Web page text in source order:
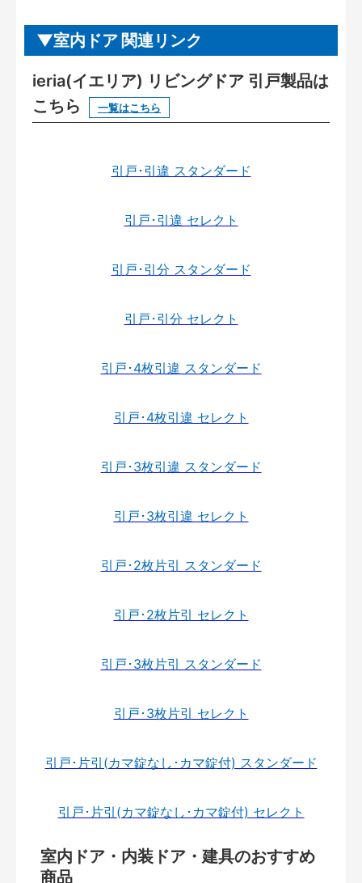
室内ドア 関連リンク
ieria(イエリア) リビングドア 引戸製品は
こちら
一覧はこちら
引戸･引違 スタンダード
引戸･引違 セレクト
引戸･引分 スタンダード
引戸･引分 セレクト
引戸･4枚引違 スタンダード
引戸･4枚引違 セレクト
引戸･3枚引違 スタンダード
引戸･3枚引違 セレクト
引戸･2枚片引 スタンダード
引戸･2枚片引 セレクト
引戸･3枚片引 スタンダード
引戸･3枚片引 セレクト
引戸･片引(カマ錠なし･カマ錠付) スタンダード
引戸･片引(カマ錠なし･カマ錠付) セレクト
室内ドア・内装ドア・建具のおすすめ
商品